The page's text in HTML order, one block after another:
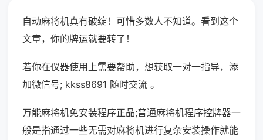
自动麻将机真有破绽！可惜多数人不知道。看到这个
文章，你的牌运就要转了！
若你在仪器使用上需要帮助，想获取一对一指导，添
加微信号; kkss8691 随时交流 。
万能麻将机免安装程序正品;普通麻将机程序控牌器一
般是指通过一些无需对麻将机进行复杂安装操作就能